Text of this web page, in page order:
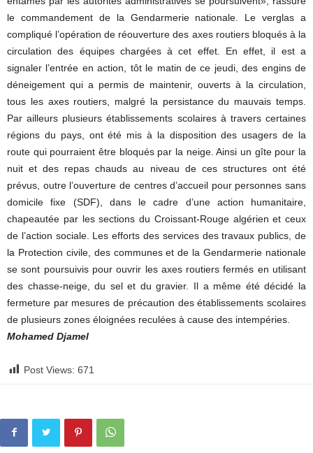
le commandement de la Gendarmerie nationale. Le verglas a
compliqué l’opération de réouverture des axes routiers bloqués à la
circulation des équipes chargées à cet effet. En effet, il est a
signaler l’entrée en action, tôt le matin de ce jeudi, des engins de
déneigement qui a permis de maintenir, ouverts à la circulation,
tous les axes routiers, malgré la persistance du mauvais temps.
Par ailleurs plusieurs établissements scolaires à travers certaines
régions du pays, ont été mis à la disposition des usagers de la
route qui pourraient être bloqués par la neige. Ainsi un gîte pour la
nuit et des repas chauds au niveau de ces structures ont été
prévus, outre l’ouverture de centres d’accueil pour personnes sans
domicile fixe (SDF), dans le cadre d’une action humanitaire,
chapeautée par les sections du Croissant-Rouge algérien et ceux
de l’action sociale. Les efforts des services des travaux publics, de
la Protection civile, des communes et de la Gendarmerie nationale
se sont poursuivis pour ouvrir les axes routiers fermés en utilisant
des chasse-neige, du sel et du gravier. Il a même été décidé la
fermeture par mesures de précaution des établissements scolaires
de plusieurs zones éloignées reculées à cause des intempéries.
Mohamed Djamel
Post Views: 671